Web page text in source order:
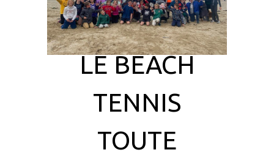
LE BEACH
TENNIS
TOUTE